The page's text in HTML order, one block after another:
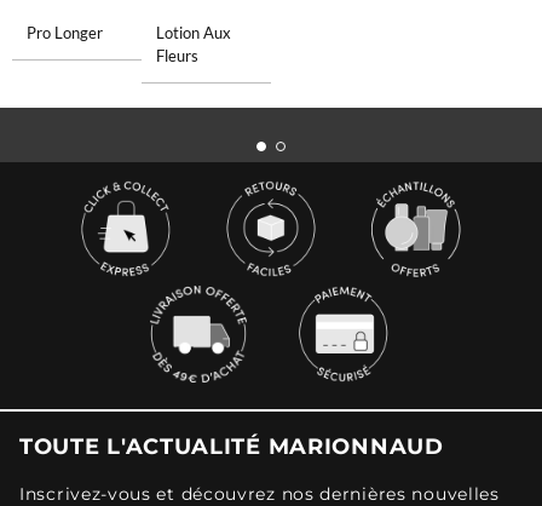
Pro Longer
Lotion Aux
Fleurs
TOUTE L'ACTUALITÉ MARIONNAUD
Inscrivez-vous et découvrez nos dernières nouvelles